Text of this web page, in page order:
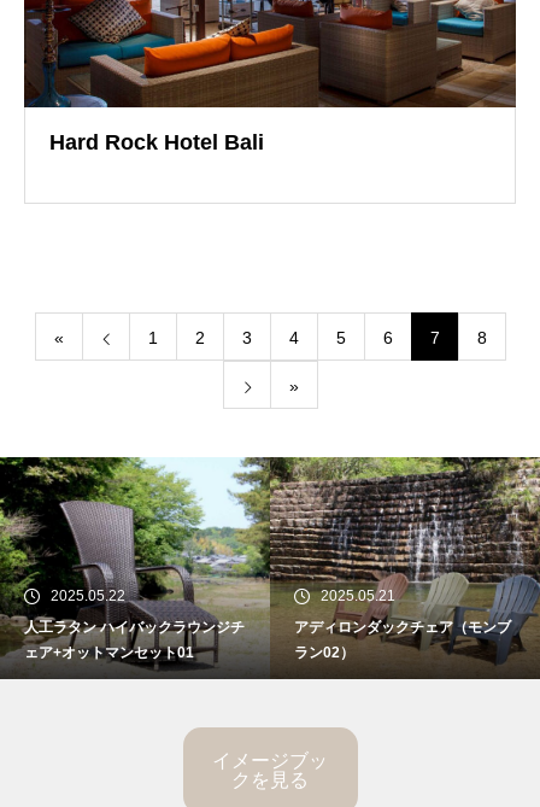
Hard Rock Hotel Bali
« 1 2 3 4 5 6 7 8
»
2025.05.22
人工ラタン ハイバックラウンジチ
ェア+オットマンセット01
2025.05.21
アディロンダックチェア（モンブ
ラン02）
イメージブッ
クを見る